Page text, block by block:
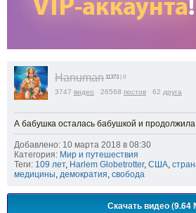
Hanuman 11373 | 0
3747 видео 26568 постов 62 друга
А бабушка осталась бабушкой и
Добавлено: 10 марта 2018 в 08:30
Категория: Мир и путешествия
Теги: 109 лет, Harlem Globetrotter, США,
медицины, демократия, свобода
Скачать видео (9.64